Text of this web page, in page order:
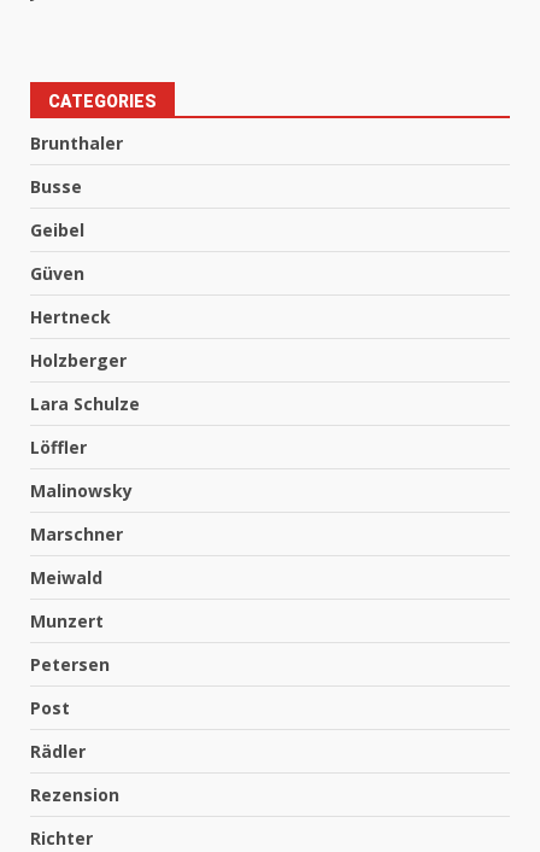
CATEGORIES
Brunthaler
Busse
Geibel
Güven
Hertneck
Holzberger
Lara Schulze
Löffler
Malinowsky
Marschner
Meiwald
Munzert
Petersen
Post
Rädler
Rezension
Richter